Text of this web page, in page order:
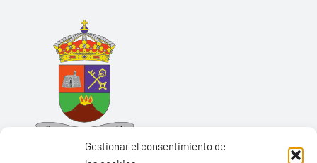
Gestionar el consentimiento de